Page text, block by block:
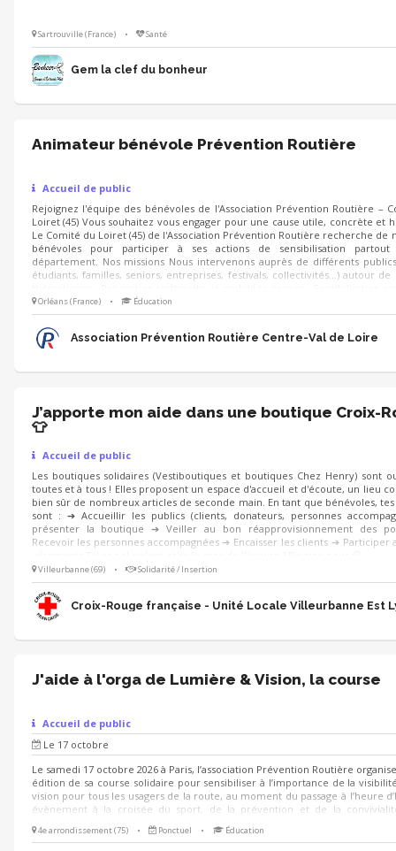
Sartrouville (France) • Santé
Gem la clef du bonheur
Animateur bénévole Prévention Routière
Accueil de public
Rejoignez l'équipe des bénévoles de l'Association Prévention Routière –
Loiret (45) Vous souhaitez vous engager pour une cause utile, concrète et
Le Comité du Loiret (45) de l'Association Prévention Routière recherche de
bénévoles pour participer à ses actions de sensibilisation
département. Nos missions Nous intervenons auprès de différents
étudiants, familles, seniors, entreprises, festivals, collectivités…) autour de
liés à l'alcool et à la conduite ; Réflexes, visibilité et sécurité routière ;
et ateliers pédag
Orléans (France) • Éducation
Association Prévention Routière Centre-Val de Loire
J’apporte mon aide dans une boutique Croix-
👕
Accueil de public
Les boutiques solidaires (Vestiboutiques et boutiques Chez Henry) sont
toutes et à tous ! Elles proposent un espace d'accueil et d'écoute, un lieu
bien sûr de nombreux articles de seconde main. En tant que bénévoles, tes
sont : ➔ Accueillir les publics (clients, donateurs, personnes
présenter la boutique ➔ Veiller au bon réapprovisionnement des
Recevoir les personnes accompagnées ➔ Encaisser les clients ➔ Participer
Villeurbanne (69) • Solidarité / Insertion
Croix-Rouge française - Unité Locale Villeurbanne Est
J'aide à l'orga de Lumière & Vision, la course
Accueil de public
Le 17 octobre
Le samedi 17 octobre 2026 à Paris, l’association Prévention Routière
édition de sa course solidaire pour sensibiliser à l’importance de la
vision pour tous les usagers de la route, au moment du passage à l’heure
évènement à la croisée du sport, de la prévention et de la
l’événement. Plusieurs missions sont proposées : - Retrait des dossards,
4e arrondissement (75) • Ponctuel • Éducation